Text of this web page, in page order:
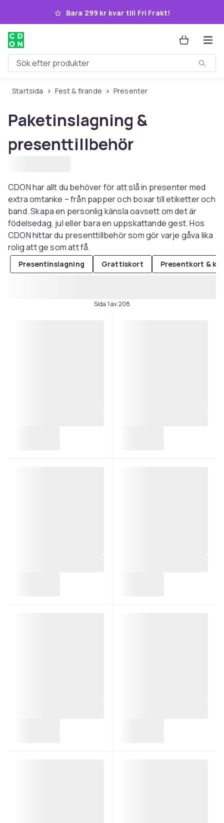
Hoppa till huvudinnehållet
Bara 299 kr kvar till Fri Frakt!
Sök efter produkter
Startsida Fest & firande Presenter
Paketinslagning &
presenttillbehör
CDON har allt du behöver för att slå in presenter med
extra omtanke – från papper och boxar till etiketter och
band. Skapa en personlig känsla oavsett om det är
födelsedag, jul eller bara en uppskattande gest. Hos
CDON hittar du presenttillbehör som gör varje gåva lika
rolig att ge som att få.
Presentinslagning Grattiskort Presentkort &
Sida 1 av 208